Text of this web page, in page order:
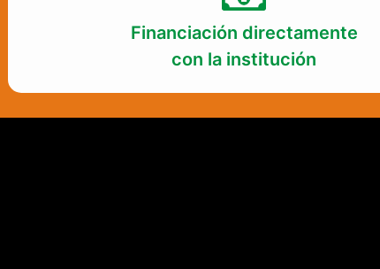
Financiación directamente
con la institución